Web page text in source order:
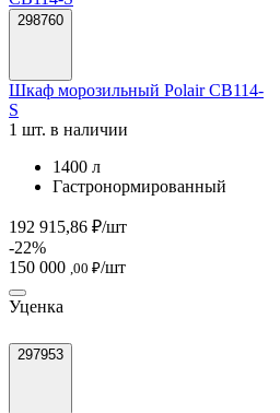
298760
Шкаф морозильный Polair CB114-
S
1 шт. в наличии
1400 л
Гастронормированный
192 915,86 ₽/шт
-22%
150 000 ,00 ₽/шт
Уценка
297953